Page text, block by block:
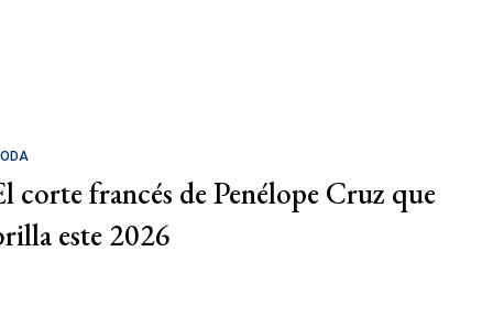
corte francés de Penélope Cruz que
este 2026